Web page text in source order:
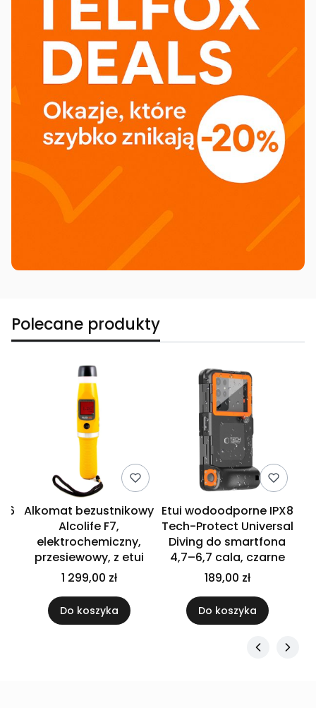
Polecane produkty
Alkomat bezustnikowy
Alcolife F7,
elektrochemiczny,
przesiewowy, z etui
1 299,00 zł
Do koszyka
Etui wodoodporne IPX8
Tech-Protect Universal
Diving do smartfona
4,7–6,7 cala, czarne
189,00 zł
Do koszyka